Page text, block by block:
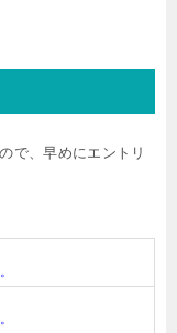
で、早めにエントリ